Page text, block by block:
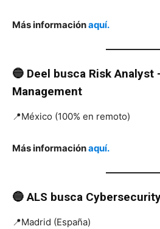
Más informaciónaquí.
🔵 Deel busca Risk Analyst
Management
📍México (100% en remoto)
Más informaciónaquí.
🔵 ALS busca
📍Madrid (España)